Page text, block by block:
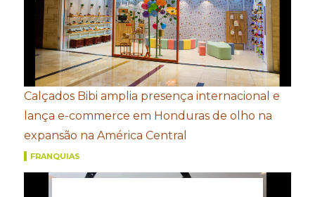
Calçados Bibi amplia presença internacional e
lança e-commerce em Honduras de olho na
expansão na América Central
FRANQUIAS